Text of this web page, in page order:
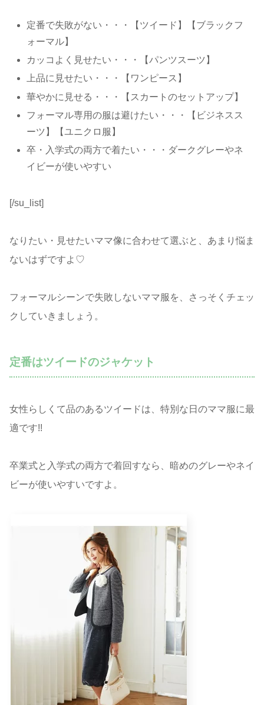
定番で失敗がない・・・【ツイード】【ブラックフ
ォーマル】
カッコよく見せたい・・・【パンツスーツ】
上品に見せたい・・・【ワンピース】
華やかに見せる・・・【スカートのセットアップ】
フォーマル専用の服は避けたい・・・【ビジネスス
ーツ】【ユニクロ服】
卒・入学式の両方で着たい・・・ダークグレーやネ
イビーが使いやすい
[/su_list]
なりたい・見せたいママ像に合わせて選ぶと、あまり悩ま
ないはずですよ♡
フォーマルシーンで失敗しないママ服を、さっそくチェッ
クしていきましょう。
定番はツイードのジャケット
女性らしくて品のあるツイードは、特別な日のママ服に最
適です!!
卒業式と入学式の両方で着回すなら、暗めのグレーやネイ
ビーが使いやすいですよ。